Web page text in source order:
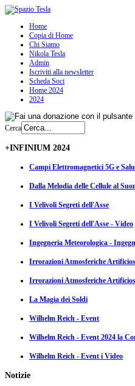
Home
Copia di Home
Chi Siamo
Nikola Tesla
Admin
Iscriviti alla newsletter
Scheda Soci
Home 2024
2024
Cerca
+INFINIUM 2024
Campi Elettromagnetici 5G e
Dalla Melodia delle Cellule al
I Velivoli Segreti dell'Asse
I Velivoli Segreti dell'Asse - Video
Ingegneria Meteorologica -
Irrorazioni Atmosferiche
Irrorazioni Atmosferiche
La Magia dei Soldi
Wilhelm Reich - Event
Wilhelm Reich - Event 2024 la
Wilhelm Reich - Event i Video
Notizie